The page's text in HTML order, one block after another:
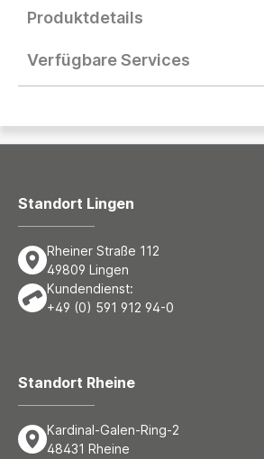
Produktdetails
Verfügbare Services
Standort Lingen
Rheiner Straße 112
49809 Lingen
Kundendienst:
+49 (0) 591 912 94-0
Standort Rheine
Kardinal-Galen-Ring-2
48431 Rheine